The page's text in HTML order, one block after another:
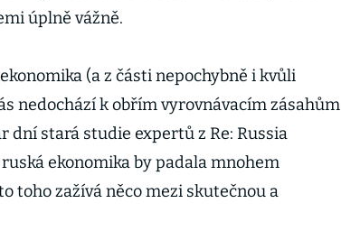
úplně vážně.
(a z části nepochybně i kvůli
nedochází k obřím vyrovnávacím zásahům
dní stará studie expertů z Re: Russia
ekonomika by padala mnohem
toho zažívá něco mezi skutečnou a